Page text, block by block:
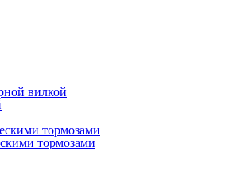
вилкой
тормозами
тормозами